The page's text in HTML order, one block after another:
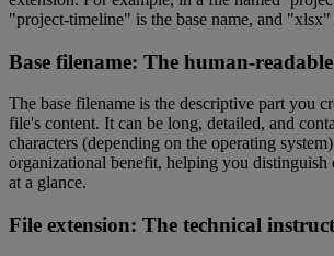
"project-timeline" is the base name, and "xlsx"
Base filename: The human-
The base filename is the descriptive part you
file's content. It can be long, detailed, and
characters (depending on the operating
organizational benefit, helping you distinguish
at a glance.
File extension: The technical